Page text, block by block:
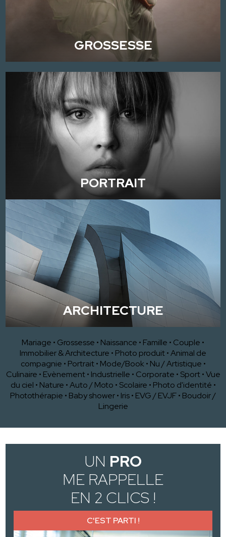
GROSSESSE
PORTRAIT
ARCHITECTURE
Mariage • Grossesse • Naissance • Famille • Couple •
Immobilier & Architecture • Photo produit•Animal de
compagnie • Portrait • Mode/Book • Nu / Artistique •
Culinaire • Evènement • Industrielle • Corporate • Sport •Vue
du ciel • Nature •Auto / Moto • Scolaire • Photo d'identité •
Photothérapie • Baby shower• Iris• EVG / EVJF• Boudoir /
Lingerie
UN PRO
ME RAPPELLE
EN 2 CLICS !
C'EST PARTI !